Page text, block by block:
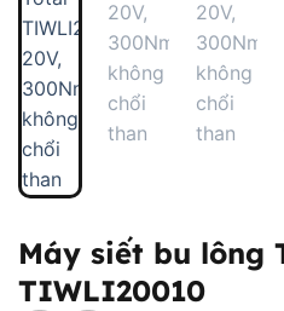
Máy siết bu lông
TIWLI20010